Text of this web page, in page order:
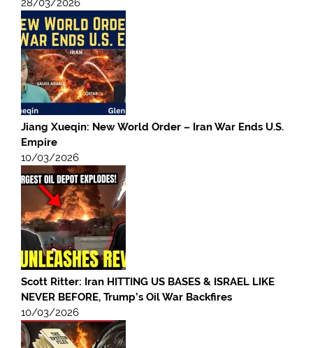
28/03/2026
Jiang Xueqin: New World Order – Iran War Ends U.S.
Empire
10/03/2026
Scott Ritter: Iran HITTING US BASES & ISRAEL LIKE
NEVER BEFORE, Trump’s Oil War Backfires
10/03/2026